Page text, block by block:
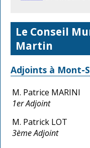
Le Conseil
Martin
Adjoints à Mont-
M. Patrice MARINI
1er Adjoint
M. Patrick LOT
3ème Adjoint